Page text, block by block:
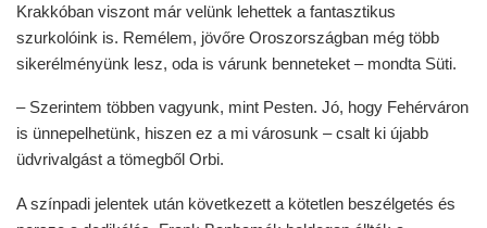
Krakkóban viszont már velünk lehettek a fantasztikus
szurkolóink is. Remélem, jövőre Oroszországban még több
sikerélményünk lesz, oda is várunk benneteket – mondta Süti.
– Szerintem többen vagyunk, mint Pesten. Jó, hogy Fehérváron
is ünnepelhetünk, hiszen ez a mi városunk – csalt ki újabb
üdvrivalgást a tömegből Orbi.
A színpadi jelentek után következett a kötetlen beszélgetés és